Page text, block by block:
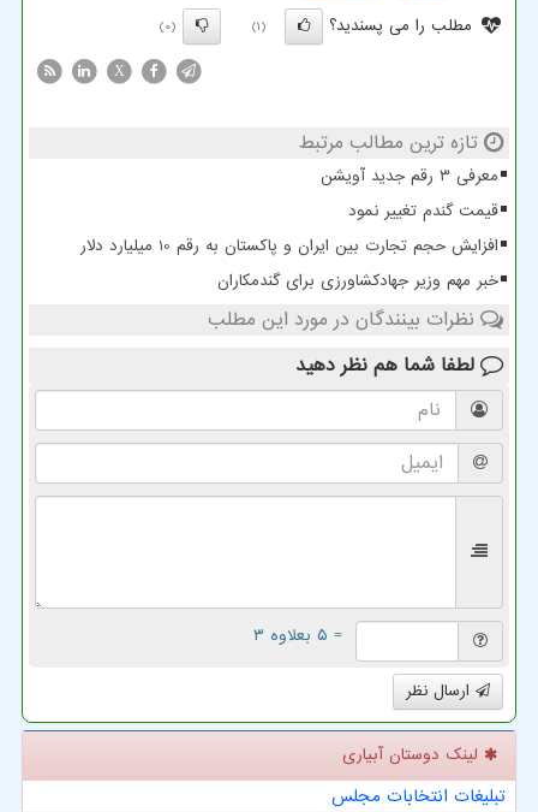
مطلب را می پسندید؟
(1)
(0)
X
تازه ترین مطالب مرتبط
معرفی ۳ رقم جدید آویشن
قیمت گندم تغییر نمود
افزایش حجم تجارت بین ایران و پاکستان به رقم 10 میلیارد دلار
خبر مهم وزیر جهادکشاورزی برای گندمکاران
نظرات بینندگان در مورد این مطلب
لطفا شما هم نظر دهید
= ۵ بعلاوه ۳
ارسال نظر
لینک دوستان آبیاری
تبلیغات انتخابات مجلس